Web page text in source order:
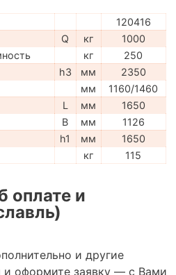
120416
Q кг
1000
кг
250
h3 мм
2350
мм
1160/1460
L мм
1650
B мм
1126
h1 мм
1650
кг 115
оплате и
и другие
и оформите заявку — с Вами